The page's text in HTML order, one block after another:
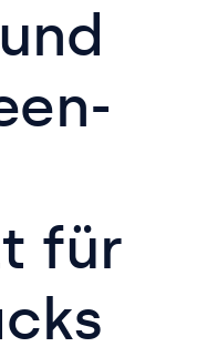
für